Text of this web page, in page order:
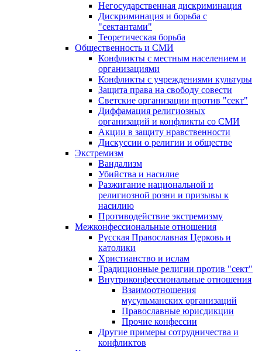
Негосударственная дискриминация
Дискриминация и борьба с
"сектантами"
Теоретическая борьба
Общественность и СМИ
Конфликты с местным населением и
организациями
Конфликты с учреждениями культуры
Защита права на свободу совести
Светские организации против "сект"
Диффамация религиозных
организаций и конфликты со СМИ
Акции в защиту нравственности
Дискуссии о религии и обществе
Экстремизм
Вандализм
Убийства и насилие
Разжигание национальной и
религиозной розни и призывы к
насилию
Противодействие экстремизму
Межконфессиональные отношения
Русская Православная Церковь и
католики
Христианство и ислам
Традиционные религии против "сект"
Внутриконфессиональные отношения
Взаимоотношения
мусульманских организаций
Православные юрисдикции
Прочие конфессии
Другие примеры сотрудничества и
конфликтов